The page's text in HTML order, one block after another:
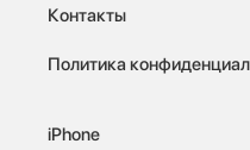
Контакты
Политика
iPhone